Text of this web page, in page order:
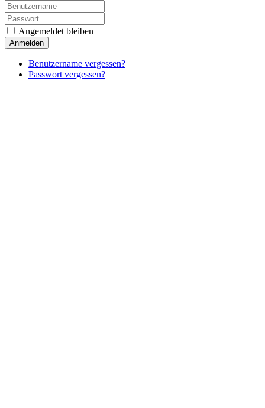
Angemeldet bleiben
Anmelden
Benutzername vergessen?
Passwort vergessen?